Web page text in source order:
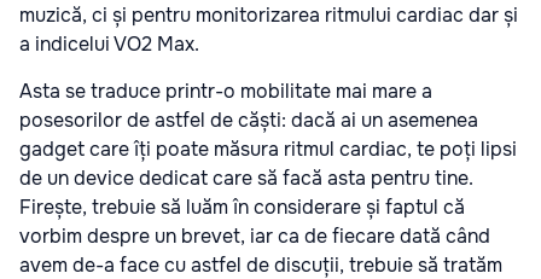
muzică, ci și pentru monitorizarea ritmului cardiac dar și
a indicelui VO2 Max.
Asta se traduce printr-o mobilitate mai mare a
posesorilor de astfel de căști: dacă ai un asemenea
gadget care îți poate măsura ritmul cardiac, te poți lipsi
de un device dedicat care să facă asta pentru tine.
Firește, trebuie să luăm în considerare și faptul că
vorbim despre un brevet, iar ca de fiecare dată când
avem de-a face cu astfel de discuții, trebuie să tratăm